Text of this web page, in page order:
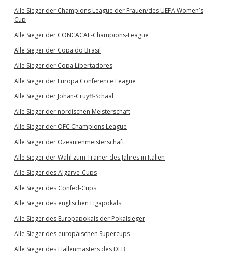
Alle Sieger der Champions League der Frauen/des UEFA Women’s
Cup
Alle Sieger der CONCACAF-Champions-League
Alle Sieger der Copa do Brasil
Alle Sieger der Copa Libertadores
Alle Sieger der Europa Conference League
Alle Sieger der Johan-Cruyff-Schaal
Alle Sieger der nordischen Meisterschaft
Alle Sieger der OFC Champions League
Alle Sieger der Ozeanienmeisterschaft
Alle Sieger der Wahl zum Trainer des Jahres in Italien
Alle Sieger des Algarve-Cups
Alle Sieger des Confed-Cups
Alle Sieger des englischen Ligapokals
Alle Sieger des Europapokals der Pokalsieger
Alle Sieger des europäischen Supercups
Alle Sieger des Hallenmasters des DFB